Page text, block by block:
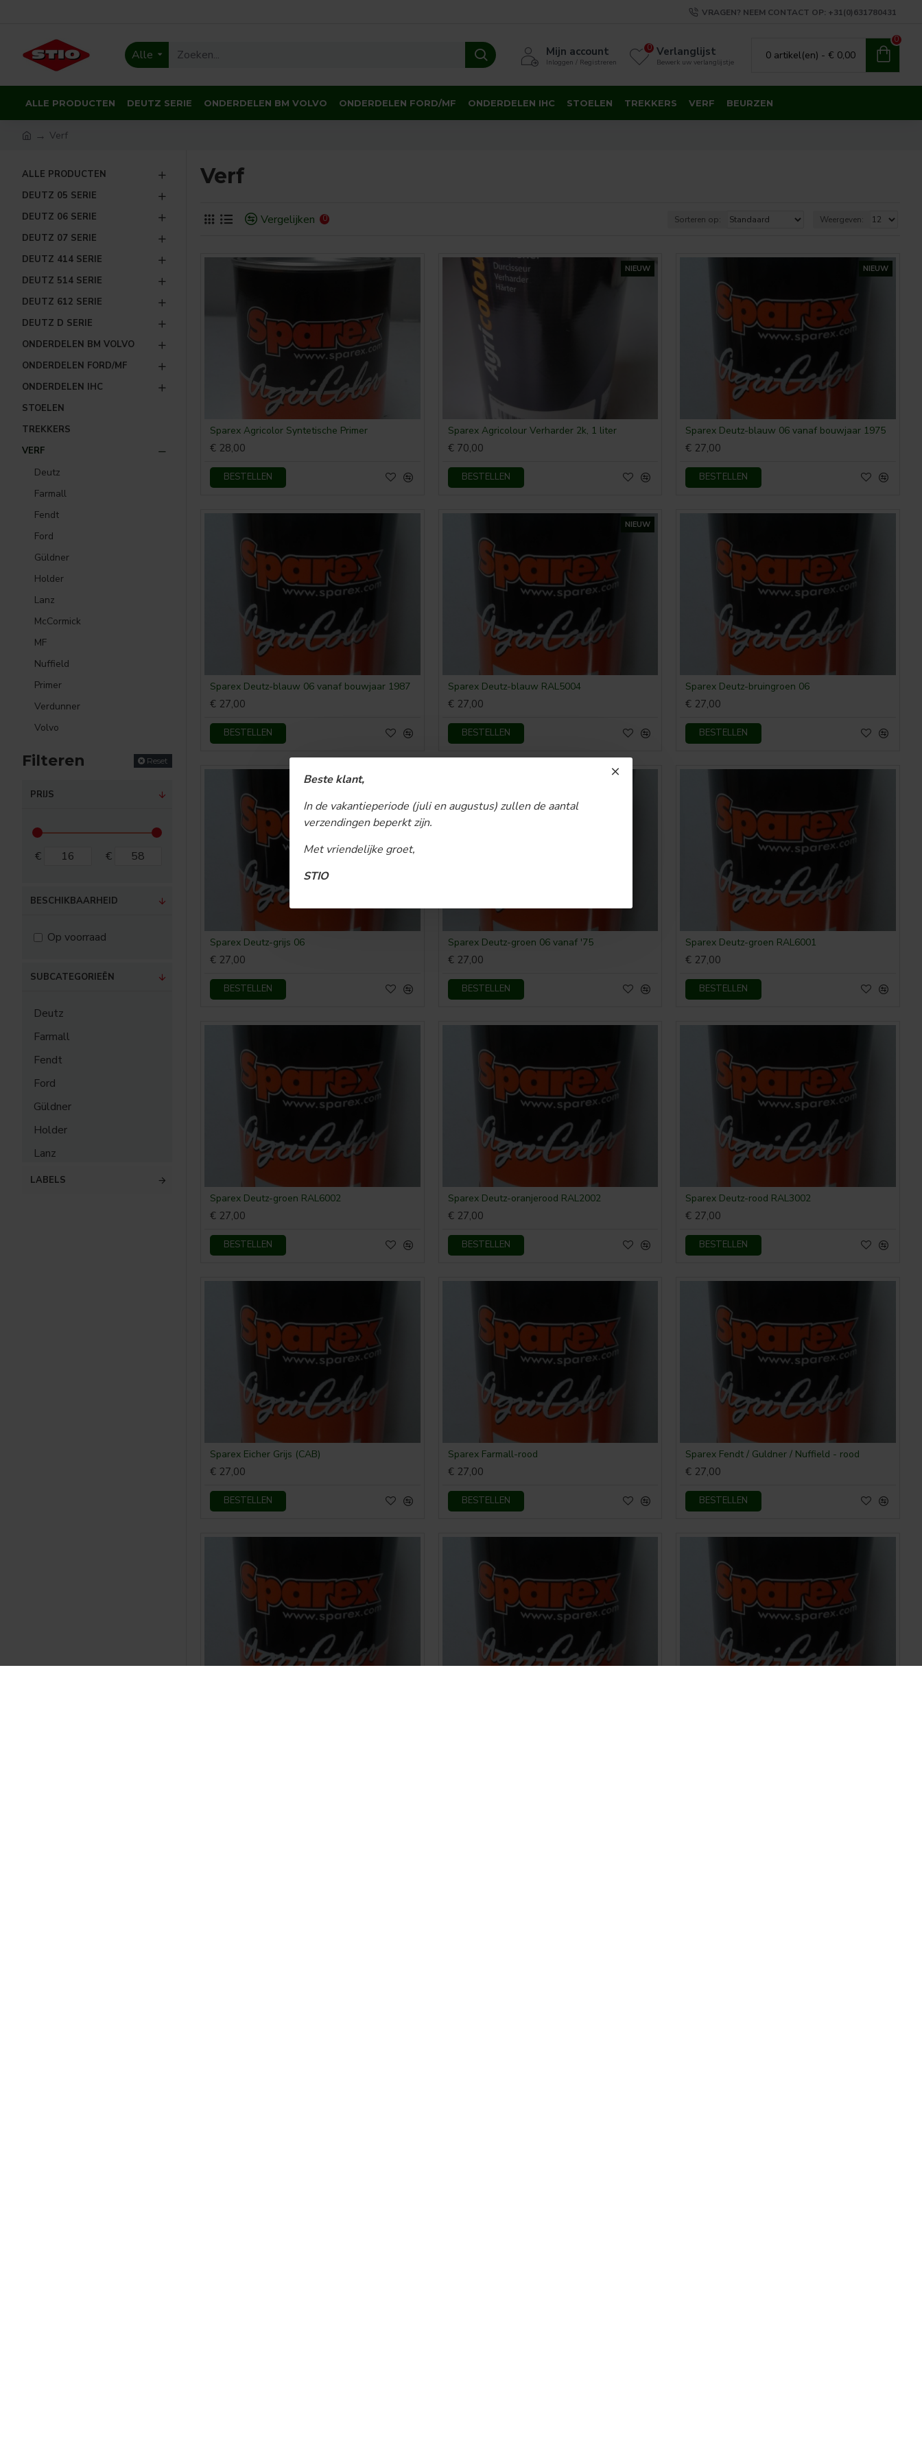
Beste klant,
In de vakantieperiode (juli en augustus) zullen de aantal
verzendingen beperkt zijn.
Met vriendelijke groet,
STIO
VRAGEN? NEEM CONTACT OP: +31(0)631780431
Alle Mijn account
Inloggen / Registreren
Verlanglijst
Bewerk uw verlanglijstje
0
0 artikel(en) - € 0,00
0
ALLE PRODUCTEN DEUTZ SERIE ONDERDELEN BM VOLVO ONDERDELEN FORD/MF ONDERDELEN IHC STOELEN TREKKERS VERF BEURZEN
Verf
ALLE PRODUCTEN
DEUTZ 05 SERIE
DEUTZ 06 SERIE
DEUTZ 07 SERIE
DEUTZ 414 SERIE
DEUTZ 514 SERIE
DEUTZ 612 SERIE
DEUTZ D SERIE
ONDERDELEN BM VOLVO
ONDERDELEN FORD/MF
ONDERDELEN IHC
STOELEN
TREKKERS
VERF
Deutz
Farmall
Fendt
Ford
Güldner
Holder
Lanz
McCormick
MF
Nuffield
Primer
Verdunner
Volvo
Filteren Reset
PRIJS
€ €
SUBCATEGORIEËN
Deutz
Farmall
Fendt
Ford
Güldner
Holder
Lanz
McCormick
LABELS
BESCHIKBAARHEID
Op voorraad
Verf
Vergelijken 0 Sorteren op: Weergeven:
Sparex Agricolor Syntetische Primer
€ 28,00
BESTELLEN
NIEUW
Sparex Agricolour Verharder 2k, 1 liter
€ 70,00
BESTELLEN
NIEUW
Sparex Deutz-blauw 06 vanaf bouwjaar 1975
€ 27,00
BESTELLEN
Sparex Deutz-blauw 06 vanaf bouwjaar 1987
€ 27,00
BESTELLEN
NIEUW
Sparex Deutz-blauw RAL5004
€ 27,00
BESTELLEN
Sparex Deutz-bruingroen 06
€ 27,00
BESTELLEN
Sparex Deutz-grijs 06
€ 27,00
BESTELLEN
Sparex Deutz-groen 06 vanaf '75
€ 27,00
BESTELLEN
Sparex Deutz-groen RAL6001
€ 27,00
BESTELLEN
Sparex Deutz-groen RAL6002
€ 27,00
BESTELLEN
Sparex Deutz-oranjerood RAL2002
€ 27,00
BESTELLEN
Sparex Deutz-rood RAL3002
€ 27,00
BESTELLEN
Sparex Eicher Grijs (CAB)
€ 27,00
BESTELLEN
Sparex Farmall-rood
€ 27,00
BESTELLEN
Sparex Fendt / Guldner / Nuffield - rood
€ 27,00
BESTELLEN